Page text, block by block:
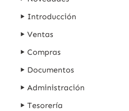
Introducción
Ventas
Compras
Documentos
Administración
Tesorería